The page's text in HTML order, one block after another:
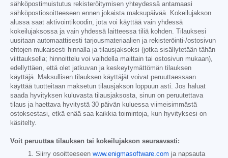
sähköpostimuistutus rekisteröitymisen yhteydessä antamaasi
sähköpostiosoitteeseen ennen jokaista maksupäivää. Kokeilujakson
alussa saat aktivointikoodin, jota voi käyttää vain yhdessä
kokeilujaksossa ja vain yhdessä laitteessa tiliä kohden. Tilauksesi
uusitaan automaattisesti tarjousmateriaalien ja rekisteröinti-/ostosivun
ehtojen mukaisesti hinnalla ja tilausjaksoksi (jotka sisällytetään tähän
viittauksella; hinnoittelu voi vaihdella maittain tai ostosivun mukaan),
edellyttäen, että olet jatkuvan ja keskeytymättömän tilauksen
käyttäjä. Maksullisen tilauksen käyttäjät voivat peruuttaessaan
käyttää tuotteitaan maksetun tilausjakson loppuun asti. Jos haluat
saada hyvityksen kuluvasta tilausjaksosta, sinun on peruutettava
tilaus ja haettava hyvitystä 30 päivän kuluessa viimeisimmästä
ostoksestasi, etkä enää saa kaikkia toimintoja, kun hyvityksesi on
käsitelty.
Voit peruuttaa tilauksen tai kokeilujakson seuraavasti:
Siirry osoitteeseen www.enigmasoftware.com ja napsauta